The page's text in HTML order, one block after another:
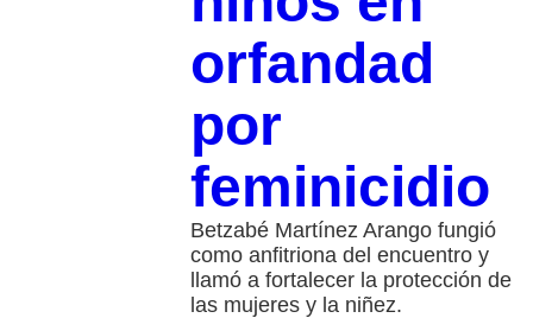
orfandad
por
feminicidio
Betzabé Martínez Arango fungió
como anfitriona del encuentro y
llamó a fortalecer la protección de
las mujeres y la niñez.